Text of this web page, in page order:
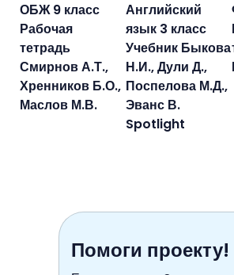
ОБЖ 9 класс
Рабочая
тетрадь
Смирнов А.Т.,
Хренников Б.О.,
Маслов М.В.
Английский
язык 3 класс
Учебник Быкова
Н.И., Дули Д.,
Поспелова М.Д.,
Эванс В.
Spotlight
Помоги проекту!